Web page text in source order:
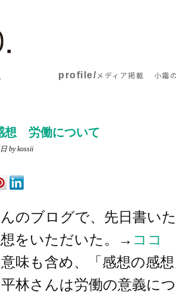
profile/メディア掲載 小霜
想 労働について
by kossii
のブログで、先日書い
をいただいた。→ ココ
味も含め、「感想の感
平林さんは労働の意義に